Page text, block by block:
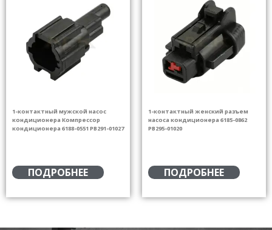
1-контактный мужской насос
кондиционера Компрессор
кондиционера 6188-0551 PB291-01027
ПОДРОБНЕЕ
1-контактный женский разъем
насоса кондиционера 6185-0862
PB295-01020
ПОДРОБНЕЕ